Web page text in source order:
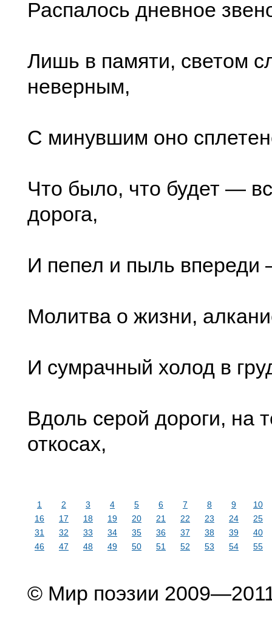
Распалось дневное
Лишь в памяти, светом
неверным,
С минувшим оно
Что было, что будет —
дорога,
И пепел и пыль
Молитва о жизни,
И сумрачный холод в
Вдоль серой дороги, на
откосах,
1 2 3 4 5 6 7 8 9
10
16
17 18 19 20 21 22 23 24
25
31
32 33 34 35 36 37 38 39
40
46
47 48 49 50 51 52 53 54 55
© Мир поэзии